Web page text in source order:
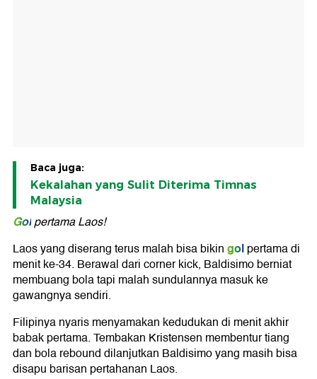
Baca juga:
Kekalahan yang Sulit Diterima Timnas
Malaysia
Golpertama Laos!
Laos yang diserang terus malah bisa bikingolpertama di
menit ke-34. Berawal dari corner kick, Baldisimo berniat
membuang bola tapi malah sundulannya masuk ke
gawangnya sendiri.
Filipinya nyaris menyamakan kedudukan di menit akhir
babak pertama. Tembakan Kristensen membentur tiang
dan bola rebound dilanjutkan Baldisimo yang masih bisa
disapu barisan pertahanan Laos.